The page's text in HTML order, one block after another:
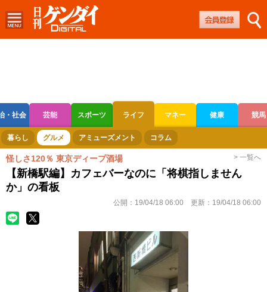
・社会 芸能 スポーツ ライフ マネー 健康 競馬
ボートレース 競輪 オートレース
暮らし グルメ アミューズメント コラム
怪しさ120％ 東京ディープ酒場 > 一覧へ
【新橋駅編】カフェバーなのに「将棋指しません
か」の看板
公開： 19/04/18 06:00 更新： 19/04/18 06:00